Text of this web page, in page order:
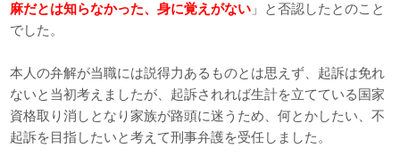
麻だとは知らなかった、身に覚えがない 」と否認したとのこと
でした。
本人の弁解が当職には説得力あるものとは思えず、起訴は免れ
ないと当初考えましたが、起訴されれば生計を立てている国家
資格取り消しとなり家族が路頭に迷うため、何とかしたい、不
起訴を目指したいと考えて刑事弁護を受任しました。